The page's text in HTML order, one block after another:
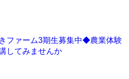
ファーム3期生募集中◆農業体験
してみませんか